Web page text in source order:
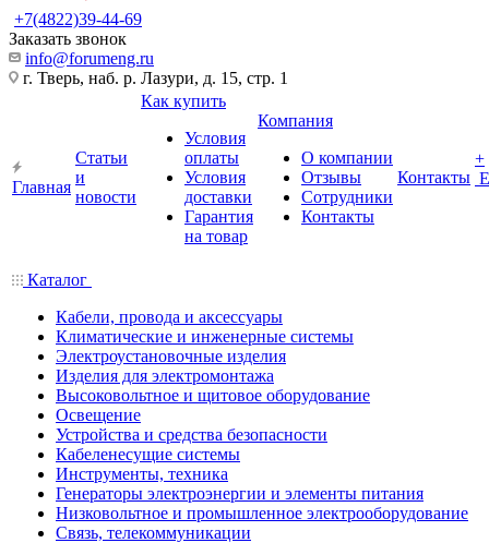
+7(4822)39-44-69
Заказать звонок
info@forumeng.ru
г. Тверь, наб. р. Лазури, д. 15, стр. 1
Главная
Статьи
и
новости
Как купить
Условия
оплаты
Условия
доставки
Гарантия
на товар
Компания
О компании
Отзывы
Сотрудники
Контакты
Контакты
+
Каталог
Кабели, провода и аксессуары
Климатические и инженерные системы
Электроустановочные изделия
Изделия для электромонтажа
Высоковольтное и щитовое оборудование
Освещение
Устройства и средства безопасности
Кабеленесущие системы
Инструменты, техника
Генераторы электроэнергии и элементы питания
Низковольтное и промышленное электрооборудование
Связь, телекоммуникации